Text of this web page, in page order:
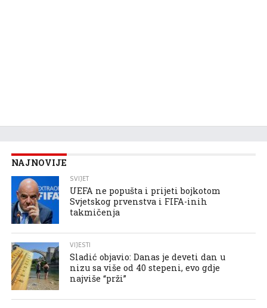
NAJNOVIJE
SVIJET
UEFA ne popušta i prijeti bojkotom
Svjetskog prvenstva i FIFA-inih
takmičenja
VIJESTI
Sladić objavio: Danas je deveti dan u
nizu sa više od 40 stepeni, evo gdje
najviše “prži”